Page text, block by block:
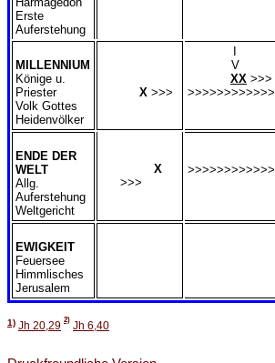
Erste
Auferstehung
MILLENNIUM
Könige u.
Priester
Volk Gottes
Heidenvölker
X >>>
V
XX >>>
>>>>>>>>>>>>
ENDE DER
WELT
Allg.
Auferstehung
Weltgericht
X
>>>
>>>>>>>>>>>>
EWIGKEIT
Feuersee
Himmlisches
Jerusalem
1) Jh 20,29
2)
Jh 6,40